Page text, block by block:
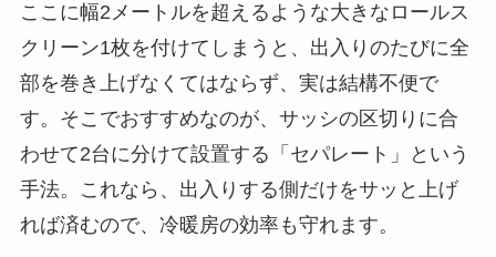
ここに幅2メートルを超えるような大きなロールス
クリーン1枚を付けてしまうと、出入りのたびに全
部を巻き上げなくてはならず、実は結構不便で
す。そこでおすすめなのが、サッシの区切りに合
わせて2台に分けて設置する「セパレート」という
手法。これなら、出入りする側だけをサッと上げ
れば済むので、冷暖房の効率も守れます。